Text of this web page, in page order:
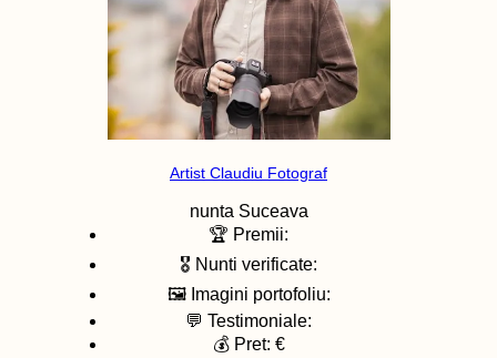
Artist Claudiu Fotograf
nunta Suceava
🏆 Premii:
🎖️ Nunti verificate:
🖼️ Imagini portofoliu:
💬 Testimoniale:
💰 Pret: €